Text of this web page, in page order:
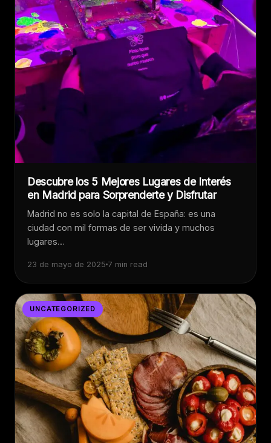
Descubre los 5 Mejores Lugares de Interés
en Madrid para Sorprenderte y Disfrutar
Madrid no es solo la capital de España: es una
ciudad con mil formas de ser vivida y muchos
lugares…
23 de mayo de 2025 7 min read
UNCATEGORIZED